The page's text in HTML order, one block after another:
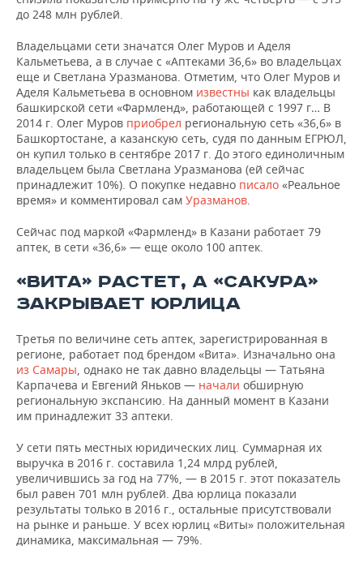
2
АПТЕКИ 36,6,
ООО
Рустэмовна
(1,097,335.8
руб., 36%)
Уразманова
Светлана
Георгиевна
(304,815.5 руб.,
10%)
000
до 248 млн рублей.
Владельцами сети значатся Олег Муров и Аделя
Кальметьева, а в случае с «Аптеками 36,6» во владельцах
еще и Светлана Уразманова. Отметим, что Олег Муров и
Аделя Кальметьева в основном известны как владельцы
башкирской сети «Фармленд», работающей с 1997 г… В
2014 г. Олег Муров приобрел региональную сеть «36,6» в
Башкортостане, а казанскую сеть, судя по данным ЕГРЮЛ,
он купил только в сентябре 2017 г. До этого единоличным
владельцем была Светлана Уразманова (ей сейчас
принадлежит 10%). О покупке недавно писало «Реальное
время» и комментировал сам Уразманов.
Сейчас под маркой «Фармленд» в Казани работает 79
аптек, в сети «36,6» — еще около 100 аптек.
«ВИТА» РАСТЕТ, А «САКУРА»
ЗАКРЫВАЕТ ЮРЛИЦА
Третья по величине сеть аптек, зарегистрированная в
регионе, работает под брендом «Вита». Изначально она
из Самары, однако не так давно владельцы — Татьяна
Карпачева и Евгений Яньков — начали обширную
региональную экспансию. На данный момент в Казани
им принадлежит 33 аптеки.
У сети пять местных юридических лиц. Суммарная их
выручка в 2016 г. составила 1,24 млрд рублей,
увеличившись за год на 77%, — в 2015 г. этот показатель
был равен 701 млн рублей. Два юрлица показали
результаты только в 2016 г., остальные присутствовали
на рынке и раньше. У всех юрлиц «Виты» положительная
динамика, максимальная — 79%.